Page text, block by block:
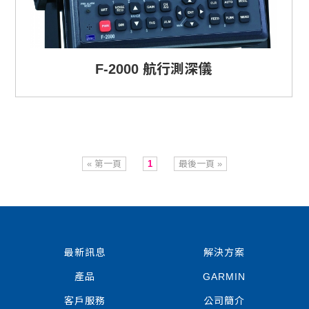
F-2000 航行測深儀
« 第一頁 1 最後一頁 »
最新訊息 解決方案
產品 GARMIN
客戶服務 公司簡介